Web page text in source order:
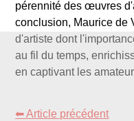
pérennité des œuvres
conclusion, Maurice de
d'artiste dont
au fil du temps,
en captivant les
⬅ Article précédent